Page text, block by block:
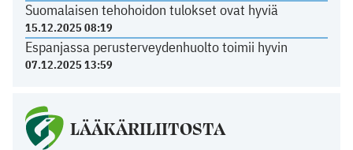
Suomalaisen tehohoidon tulokset ovat hyviä
15.12.2025 08:19
Espanjassa perusterveydenhuolto toimii hyvin
07.12.2025 13:59
LÄÄKÄRILIITOSTA